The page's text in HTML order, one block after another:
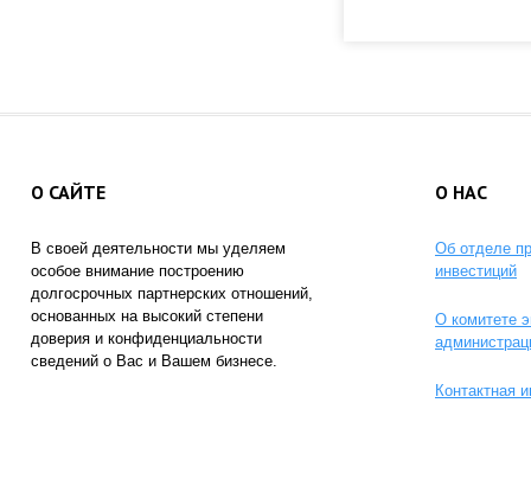
О САЙТЕ
В своей деятельности мы уделяем
особое внимание построению
долгосрочных партнерских отношений,
основанных на высокий степени
доверия и конфиденциальности
сведений о Вас и Вашем бизнесе.
О НАС
Об отделе
инвестиций
О комитете
Контактная